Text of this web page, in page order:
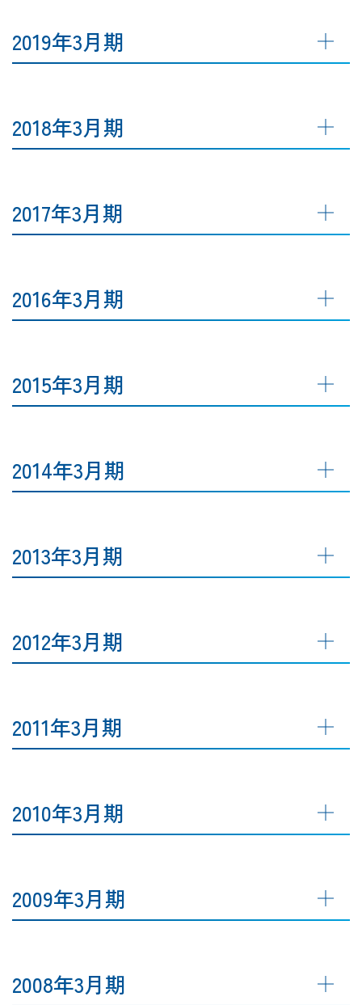
2019年3月期
2018年3月期
2017年3月期
2016年3月期
2015年3月期
2014年3月期
2013年3月期
2012年3月期
2011年3月期
2010年3月期
2009年3月期
2008年3月期